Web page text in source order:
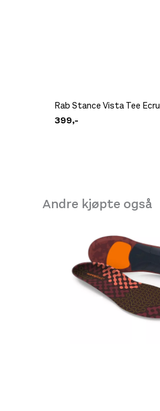
Rab Stance Vista Tee Ecru
399,-
Andre kjøpte også